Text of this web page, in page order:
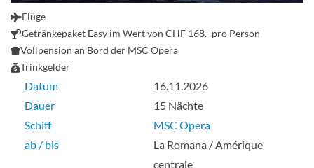
Flüge
Getränkepaket Easy im Wert von CHF 168.- pro Person
Vollpension an Bord der MSC Opera
Trinkgelder
Datum
16.11.2026
Dauer
15 Nächte
Schiff
MSC Opera
ab / bis
La Romana / Amérique
centrale